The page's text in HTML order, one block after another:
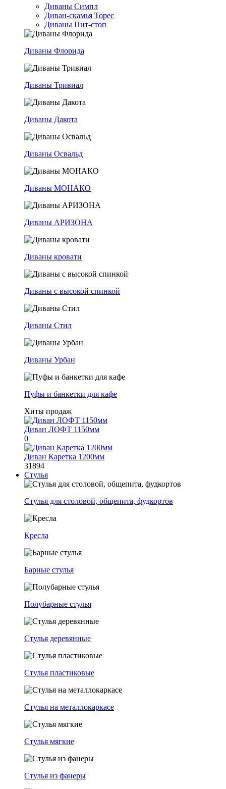
Диваны Симпл
Диван-скамья Торес
Диваны Пит-стоп
Диваны Флорида
Диваны Тривиал
Диваны Дакота
Диваны Освальд
Диваны МОНАКО
Диваны АРИЗОНА
Диваны кровати
Диваны с высокой спинкой
Диваны Стил
Диваны Урбан
Пуфы и банкетки для кафе
Хиты продаж
Диван ЛОФТ 1150мм
0
Диван Каретка 1200мм
31894
Стулья
Стулья для столовой, общепита, фудкортов
Кресла
Барные стулья
Полубарные стулья
Стулья деревянные
Стулья пластиковые
Стулья на металлокаркасе
Стулья мягкие
Стулья из фанеры